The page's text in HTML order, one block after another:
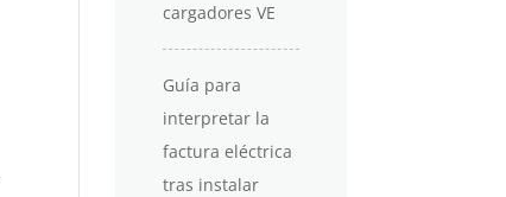
cargadores VE
Guía para
interpretar la
factura eléctrica
tras instalar